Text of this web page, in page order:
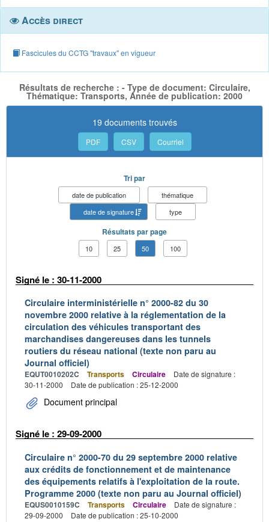
Accès direct
Fascicules du CCTG "travaux" en vigueur
Résultats de recherche : - Type de document: Circulaire,
Thématique: Transports, Année de publication: 2000
19 documents trouvés
PDF CSV Courriel
Tri par
date de publication
thématique
date de signature
type
Résultats par page
10 25 50 100
Signé le : 30-11-2000
Circulaire interministérielle n° 2000-82 du 30
novembre 2000 relative à la réglementation de la
circulation des véhicules transportant des
marchandises dangereuses dans les tunnels
routiers du réseau national (texte non paru au
Journal officiel)
EQUT0010202C Transports Circulaire
Date de signature :
30-11-2000
Date de publication : 25-12-2000
Document principal
Signé le : 29-09-2000
Circulaire n° 2000-70 du 29 septembre 2000 relative
aux crédits de fonctionnement et de maintenance
des équipements relatifs à l'exploitation de la route.
Programme 2000 (texte non paru au Journal officiel)
EQUS0010159C Transports Circulaire
Date de signature :
29-09-2000
Date de publication : 25-10-2000